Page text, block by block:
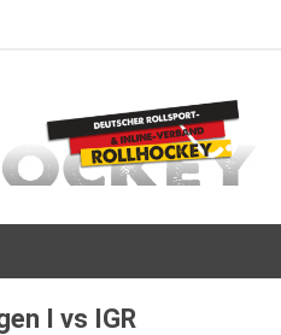
I vs IGR